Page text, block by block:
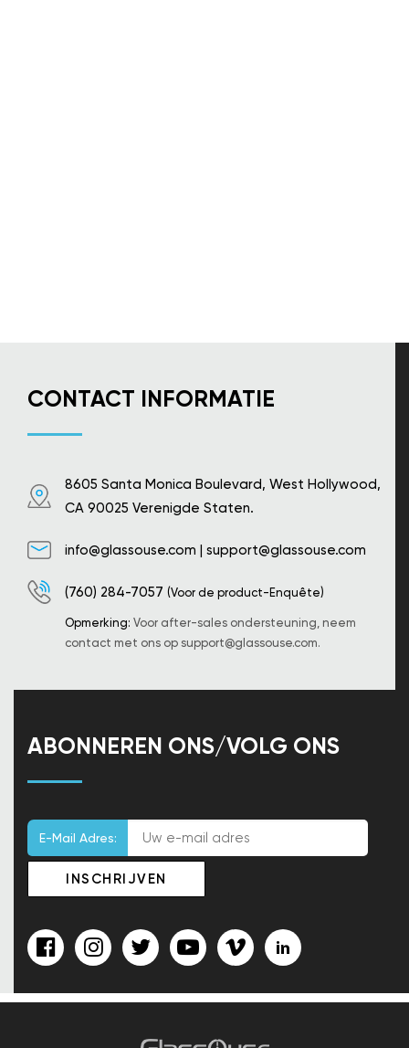
CONTACT INFORMATIE
8605 Santa Monica Boulevard, West Hollywood,
CA 90025 Verenigde Staten.
info@glassouse.com | support@glassouse.com
(760) 284-7057 (Voor de product-Enquête)
Opmerking: Voor after-sales ondersteuning, neem
contact met ons op support@glassouse.com.
ABONNEREN ONS/VOLG ONS
E-Mail Adres: